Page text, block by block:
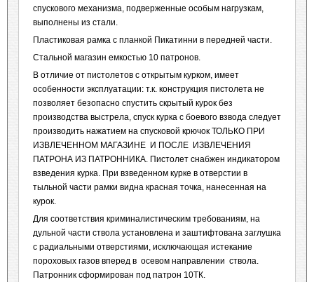
спускового механизма, подверженные особым нагрузкам,
выполнены из стали.
Пластиковая рамка с планкой Пикатинни в передней части.
Стальной магазин емкостью 10 патронов.
В отличие от пистолетов с открытым курком, имеет
особенности эксплуатации: т.к. конструкция пистолета не
позволяет безопасно спустить скрытый курок без
производства выстрела, спуск курка с боевого взвода следует
производить нажатием на спусковой крючок ТОЛЬКО ПРИ
ИЗВЛЕЧЕННОМ МАГАЗИНЕ И ПОСЛЕ ИЗВЛЕЧЕНИЯ
ПАТРОНА ИЗ ПАТРОННИКА. Пистолет снабжен индикатором
взведения курка. При взведенном курке в отверстии в
тыльной части рамки видна красная точка, нанесенная на
курок.
Для соответствия криминалистическим требованиям, на
дульной части ствола установлена и заштифтована заглушка
с радиальными отверстиями, исключающая истекание
пороховых газов вперед в осевом направлении ствола.
Патронник сформирован под патрон 10ТК.